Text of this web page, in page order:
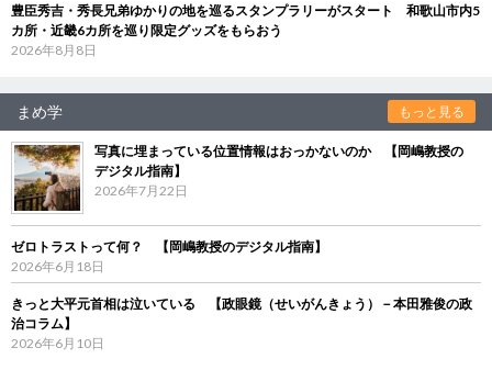
豊臣秀吉・秀長兄弟ゆかりの地を巡るスタンプラリーがスタート 和歌山市内5
カ所・近畿6カ所を巡り限定グッズをもらおう
2026年8月8日
まめ学 もっと見る
写真に埋まっている位置情報はおっかないのか 【岡嶋教授の
デジタル指南】
2026年7月22日
ゼロトラストって何？ 【岡嶋教授のデジタル指南】
2026年6月18日
きっと大平元首相は泣いている 【政眼鏡（せいがんきょう）－本田雅俊の政
治コラム】
2026年6月10日